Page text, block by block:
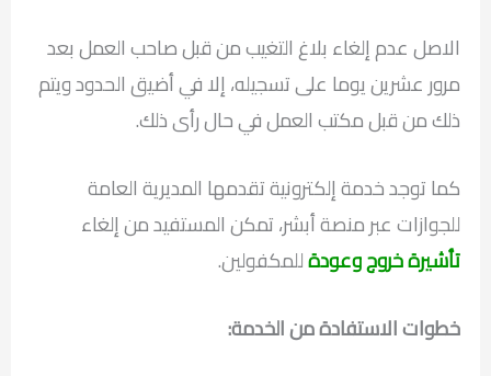
الاصل عدم إلغاء بلاغ التغيب من قبل صاحب العمل بعد
مرور عشرين يوما على تسجيله، إلا في أضيق الحدود ويتم
ذلك من قبل مكتب العمل في حال رأى ذلك.
كما توجد خدمة إلكترونية تقدمها المديرية العامة
للجوازات عبر منصة أبشر، تمكن المستفيد من إلغاء
تأشيرة خروج وعودةللمكفولين.
خطوات الاستفادة من الخدمة: